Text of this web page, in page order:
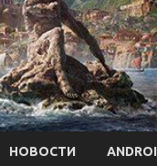
НОВОСТИ